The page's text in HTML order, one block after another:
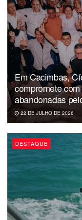
Em Cacimbas,
compromete
abandonadas
22 DE JULHO DE 2026
DESTAQUE